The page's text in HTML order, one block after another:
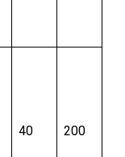
40 200